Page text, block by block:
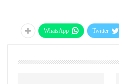
Twitter
WhatsApp